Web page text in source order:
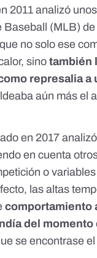
2011analizó
Baseball (MLB)
no solo ese
sino también
represalia a
aún más el
en 2017
en cuenta
o
las altas
comportamiento
del momento
se encontrase